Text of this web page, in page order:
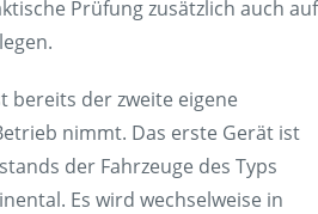
Prüfung zusätzlich auch auf
bereits der zweite eigene
nimmt. Das erste Gerät ist
der Fahrzeuge des Typs
Es wird wechselweise in